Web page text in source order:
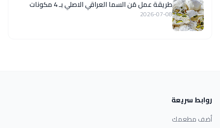
طريقة عمل مَن السما العراقي الاصلي بـ 4 مكونات
2026-07-08
روابط سريعة
أضف مطعمك